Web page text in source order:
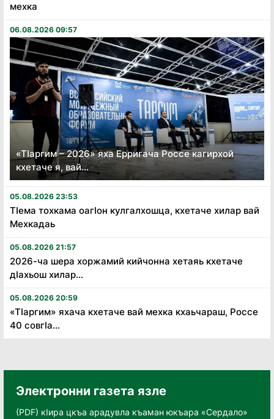
мехка
06.08.2026 09:57
«Тӏаргим – 2026» яха Ерригача Россе кагирхой
кхетаче я, вай...
05.08.2026 23:53
Тӏема тохкама оагӏон кулгалхошца, кхетаче хилар вай
Мехкадаь
05.08.2026 21:57
2026-ча шера хоржамий кийчонна хетаяь кхетаче
дӏахьош хилар...
05.08.2026 20:59
«Тӏаргим» яхача кхетаче вай мехка кхаьчараш, Россе
40 совгӏа...
Электронни газета язле
(PDF) кӀира цкъа арадувла къаман юкъара «Сердало»